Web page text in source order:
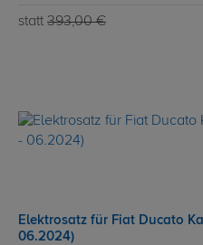
statt 393,00 €
Elektrosatz für Fiat Ducato
06.2024)